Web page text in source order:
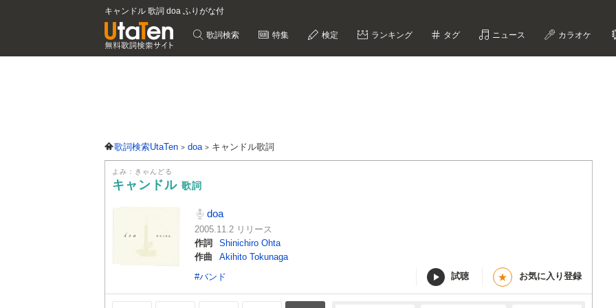
キャンドル 歌詞 doa ふりがな付
歌詞検索 特集 検定 ランキング タグ ニュース カラオケ
歌詞検索UtaTen doa キャンドル歌詞
よみ：きゃんどる
キャンドル 歌詞
doa
2005.11.2 リリース
作詞
Shinichiro Ohta
作曲
Akihito Tokunaga
#バンド
試聴 ★ お気に入り登録